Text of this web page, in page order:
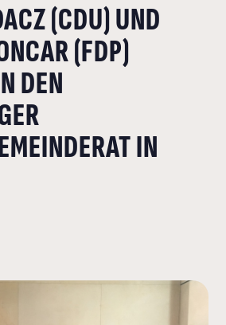
BÖBLINGEN
BUNDESTAG
AKTUELLES
KONTAKT
(CDU) UND
(FDP)
DEN
IN